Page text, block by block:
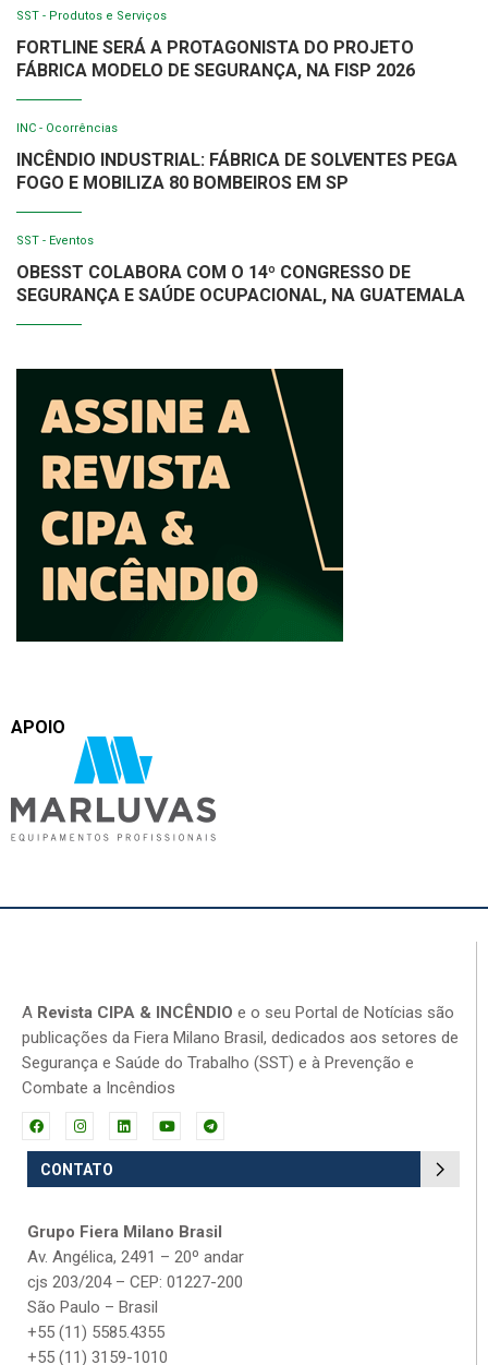
SST - Produtos e Serviços
FORTLINE SERÁ A PROTAGONISTA DO PROJETO
FÁBRICA MODELO DE SEGURANÇA, NA FISP 2026
INC - Ocorrências
INCÊNDIO INDUSTRIAL: FÁBRICA DE SOLVENTES PEGA
FOGO E MOBILIZA 80 BOMBEIROS EM SP
SST - Eventos
OBESST COLABORA COM O 14º CONGRESSO DE
SEGURANÇA E SAÚDE OCUPACIONAL, NA GUATEMALA
APOIO
A Revista CIPA & INCÊNDIO e o seu Portal de Notícias são
publicações da Fiera Milano Brasil, dedicados aos setores de
Segurança e Saúde do Trabalho (SST) e à Prevenção e
Combate a Incêndios
CONTATO
Grupo Fiera Milano Brasil
Av. Angélica, 2491 – 20º andar
cjs 203/204 – CEP: 01227-200
São Paulo – Brasil
+55 (11) 5585.4355
+55 (11) 3159-1010